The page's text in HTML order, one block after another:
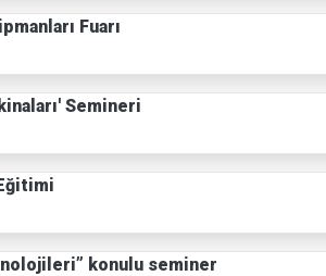
Fuarı
Semineri
konulu seminer